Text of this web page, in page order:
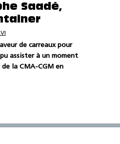
Saadé,
de carreaux pour
assister à un moment
de la CMA-CGM en